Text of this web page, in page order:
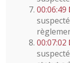
00:06:49
00:07:02